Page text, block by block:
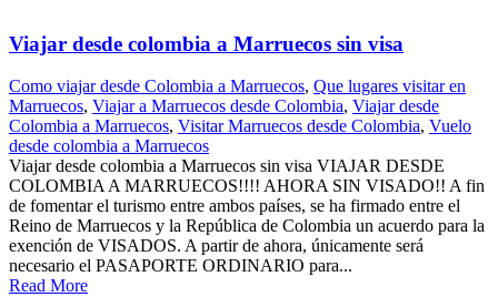
Viajar desde colombia a Marruecos sin visa
Como viajar desde Colombia a Marruecos, Que lugares visitar en
Marruecos, Viajar a Marruecos desde Colombia, Viajar desde
Colombia a Marruecos, Visitar Marruecos desde Colombia, Vuelo
desde colombia a Marruecos
Viajar desde colombia a Marruecos sin visa VIAJAR DESDE
COLOMBIA A MARRUECOS!!!! AHORA SIN VISADO!! A fin
de fomentar el turismo entre ambos países, se ha firmado entre el
Reino de Marruecos y la República de Colombia un acuerdo para la
exención de VISADOS. A partir de ahora, únicamente será
necesario el PASAPORTE ORDINARIO para...
Read More